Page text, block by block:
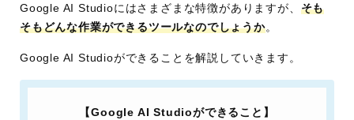
Google AI Studioにはさまざまな特徴がありますが、 そも
そもどんな作業ができるツールなのでしょうか。
Google AI Studioができることを解説していきます。
【Google AI Studioができること】